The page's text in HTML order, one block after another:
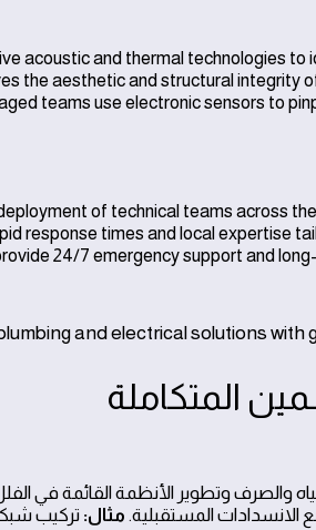
acoustic and thermal technologies to
the aesthetic and structural integrity
teams use electronic sensors to
of technical teams across
response times and local expertise
24/7 emergency support and
and electrical solutions with
والصرف وتطوير الأنظمة القائمة في
الانسدادات المستقبلية. مثال: تركيب